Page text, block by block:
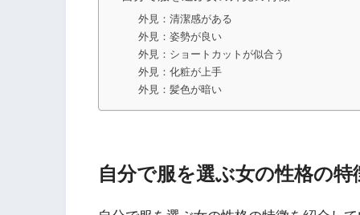
外見：清潔感がある
外見：姿勢が良い
外見：ショートカットが似合う
外見：化粧が上手
外見：髪色が暗い
自分で服を選ぶ女の性格の特